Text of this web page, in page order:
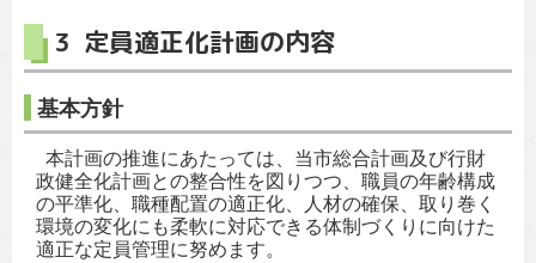
3 定員適正化計画の内容
基本方針
本計画の推進にあたっては、当市総合計画及び行財
政健全化計画との整合性を図りつつ、職員の年齢構成
の平準化、職種配置の適正化、人材の確保、取り巻く
環境の変化にも柔軟に対応できる体制づくりに向けた
適正な定員管理に努めます。